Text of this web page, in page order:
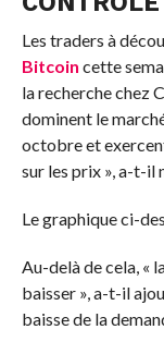
Les traders à
Bitcoin cette
la recherche chez
dominent le
octobre et
sur les prix », a-t-il
Le graphique ci-
Au-delà de cela, «
baisser », a-t-il
baisse de la